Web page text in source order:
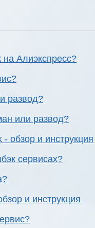
на Алиэкспресс?
развод?
или развод?
обзор и инструкция
сервисах?
и инструкция